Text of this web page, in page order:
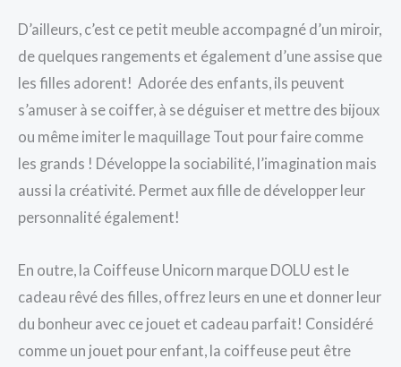
D’ailleurs, c’est ce petit meuble accompagné d’un miroir,
de quelques rangements et également d’une assise que
les filles adorent! Adorée des enfants, ils peuvent
s’amuser à se coiffer, à se déguiser et mettre des bijoux
ou même imiter le maquillage Tout pour faire comme
les grands ! Développe la sociabilité, l’imagination mais
aussi la créativité. Permet aux fille de développer leur
personnalité également!
En outre, la Coiffeuse Unicorn marque DOLU est le
cadeau rêvé des filles, offrez leurs en une et donner leur
du bonheur avec ce jouet et cadeau parfait! Considéré
comme un jouet pour enfant, la coiffeuse peut être